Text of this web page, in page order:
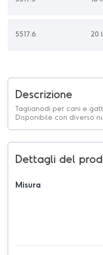
5517.6 20
Descrizione
Taglianodi per cani e
Disponibile con diverso
Dettagli del
Misura